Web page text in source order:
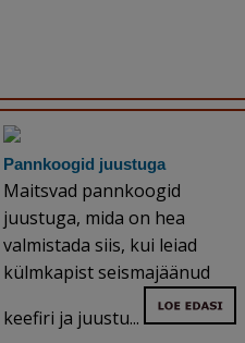
Pannkoogid juustuga
Maitsvad pannkoogid
juustuga, mida on hea
valmistada siis, kui leiad
külmkapist seismajäänud
keefiri ja juustu...